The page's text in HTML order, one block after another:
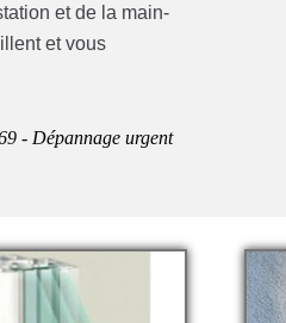
et de la main-
et vous
- Dépannage urgent